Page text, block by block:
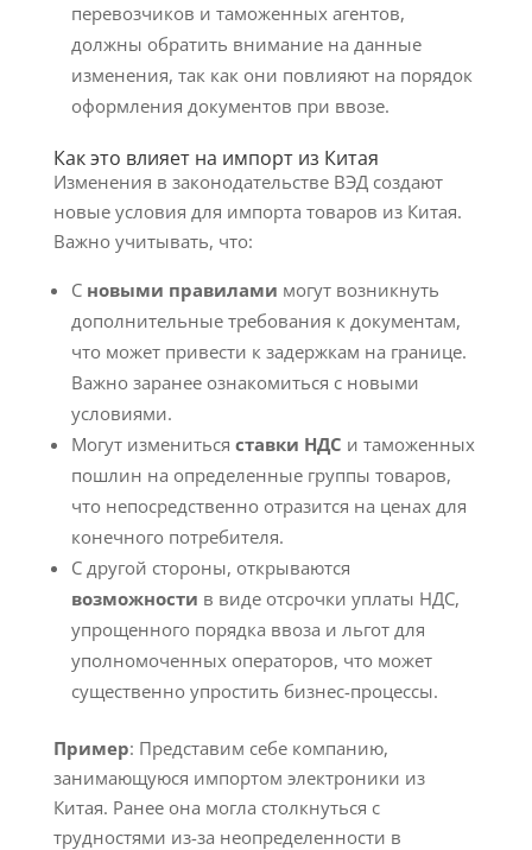
перевозчиков и таможенных агентов,
должны обратить внимание на данные
изменения, так как они повлияют на порядок
оформления документов при ввозе.
Как это влияет на импорт из Китая
Изменения в законодательстве ВЭД создают
новые условия для импорта товаров из Китая.
Важно учитывать, что:
С новыми правилами могут возникнуть
дополнительные требования к документам,
что может привести к задержкам на границе.
Важно заранее ознакомиться с новыми
условиями.
Могут измениться ставки НДС и таможенных
пошлин на определенные группы товаров,
что непосредственно отразится на ценах для
конечного потребителя.
С другой стороны, открываются
возможности в виде отсрочки уплаты НДС,
упрощенного порядка ввоза и льгот для
уполномоченных операторов, что может
существенно упростить бизнес-процессы.
Пример: Представим себе компанию,
занимающуюся импортом электроники из
Китая. Ранее она могла столкнуться с
трудностями из-за неопределенности в